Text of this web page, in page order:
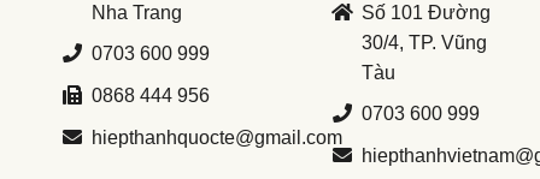
Nha Trang
0703 600 999
0868 444 956
hiepthanhquocte@gmail.com
Số 101 Đường
30/4, TP. Vũng
Tàu
0703 600 999